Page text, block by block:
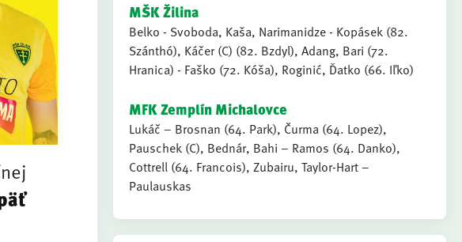
MŠK Žilina
Belko - Svoboda, Kaša, Narimanidze - Kopásek (82.
Szánthó), Káčer (C) (82. Bzdyl), Adang, Bari (72.
Hranica) - Faško (72. Kóša), Roginić, Ďatko (66. Iľko)
MFK Zemplín Michalovce
Lukáč – Brosnan (64. Park), Čurma (64. Lopez),
Pauschek (C), Bednár, Bahi – Ramos (64. Danko),
Cottrell (64. Francois), Zubairu, Taylor-Hart –
Paulauskas